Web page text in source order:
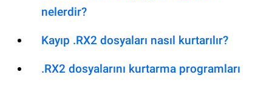
nelerdir?
Kayıp .RX2 dosyaları nasıl kurtarılır?
.RX2 dosyalarını kurtarma programları